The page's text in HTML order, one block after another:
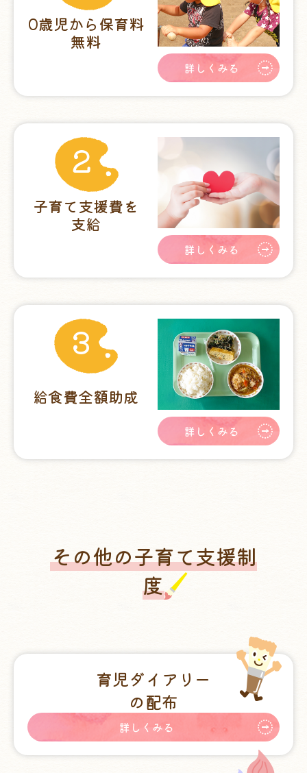
0歳児から保育料
無料
詳しくみる
2
子育て支援費を
支給
詳しくみる
3
給食費全額助成
詳しくみる
その他の子育て支援制
度
育児ダイアリー
の配布
詳しくみる